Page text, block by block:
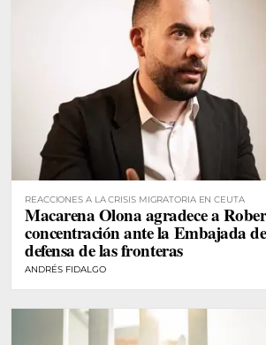
REACCIONES A LA CRISIS MIGRATORIA EN CEUTA
Macarena Olona agradece a
concentración ante la Embajada
defensa de las fronteras
ANDRÉS FIDALGO